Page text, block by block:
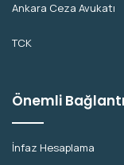
Ankara Ceza Avukatı
TCK
Önemli
İnfaz Hesaplama